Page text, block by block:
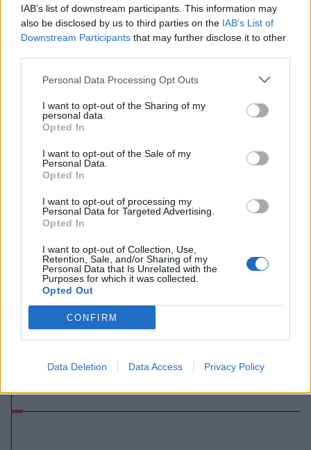
IAB’s list of downstream participants. This information may
also be disclosed by us to third parties on the IAB’s List of
Downstream Participants that may further disclose it to other
Personal Data Processing Opt Outs
I want to opt-out of the Sharing of my
personal data.
Opted In
I want to opt-out of the Sale of my
Personal Data.
Opted In
I want to opt-out of processing my
Personal Data for Targeted Advertising.
Opted In
I want to opt-out of Collection, Use,
Retention, Sale, and/or Sharing of my
Personal Data that Is Unrelated with the
Purposes for which it was collected.
Opted Out
CONFIRM
Data Deletion Data Access Privacy Policy
2025. augusztus 19., kedd
Olasz rizsgolyó - Arancini
2025. augusztus 12., kedd